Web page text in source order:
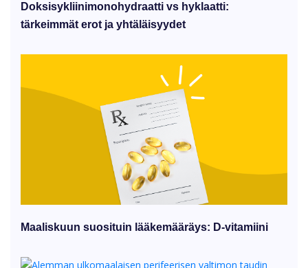
Doksisykliinimonohydraatti vs hyklaatti:
tärkeimmät erot ja yhtäläisyydet
Maaliskuun suosituin lääkemääräys: D-vitamiini